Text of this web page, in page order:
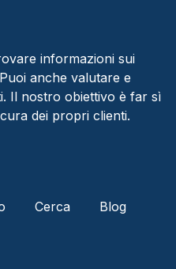
informazioni sui
anche valutare e
Il nostro obiettivo è far sì
dei propri clienti.
Cerca
Blog